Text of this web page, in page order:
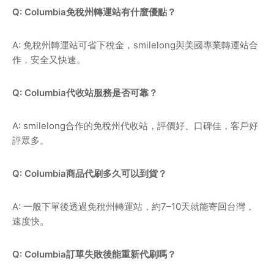
Q: Columbia免稅州轉運站有什麼優點？
A: 免稅州轉運站可省下稅金，smilelong與美國專業轉運站合
作，安全又快速。
Q: Columbia代收站服務是否可靠？
A: smilelong合作的免稅州代收站，評價好、口碑佳，客戶好
評眾多。
Q: Columbia商品代刷多久可以到貨？
A: 一般下單後透過免稅州轉運站，約7–10天就能寄回台灣，
速度快。
Q: Columbia訂單失敗後能重新代刷嗎？